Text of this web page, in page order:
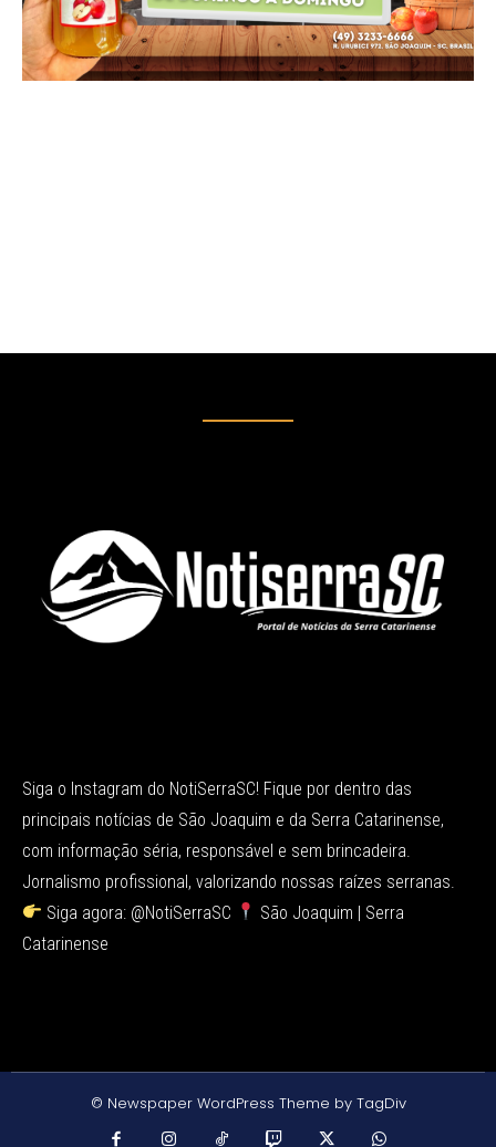
Siga o Instagram do NotiSerraSC! Fique por dentro das
principais notícias de São Joaquim e da Serra Catarinense,
com informação séria, responsável e sem brincadeira.
Jornalismo profissional, valorizando nossas raízes serranas.
Siga agora: @NotiSerraSC
São Joaquim | Serra
Catarinense
© Newspaper WordPress Theme by TagDiv